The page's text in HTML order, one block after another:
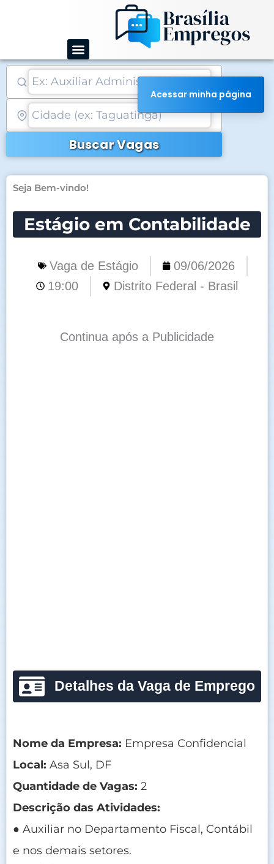
conteúdo
Buscar Vagas
Seja Bem-vindo!
Estágio em Contabilidade
Vaga de Estágio
09/06/2026
19:00
Distrito Federal - Brasil
Continua após a Publicidade
Detalhes da Vaga de Emprego
Nome da Empresa: Empresa Confidencial
Local: Asa Sul, DF
Quantidade de Vagas: 2
Descrição das Atividades:
● Auxiliar no Departamento Fiscal, Contábil
e nos demais setores.
Acessar minha página